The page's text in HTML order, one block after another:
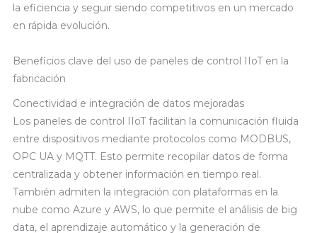
la eficiencia y seguir siendo competitivos en un mercado
en rápida evolución.
Beneficios clave del uso de paneles de control IIoT en la
fabricación
Conectividad e integración de datos mejoradas
Los paneles de control IIoT facilitan la comunicación fluida
entre dispositivos mediante protocolos como MODBUS,
OPC UA y MQTT. Esto permite recopilar datos de forma
centralizada y obtener información en tiempo real.
También admiten la integración con plataformas en la
nube como Azure y AWS, lo que permite el análisis de big
data, el aprendizaje automático y la generación de